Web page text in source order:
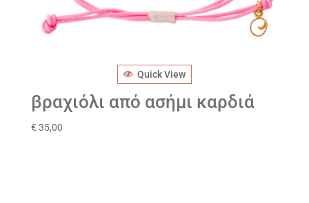
Quick View
βραχιόλι από ασήμι καρδιά
€ 35,00